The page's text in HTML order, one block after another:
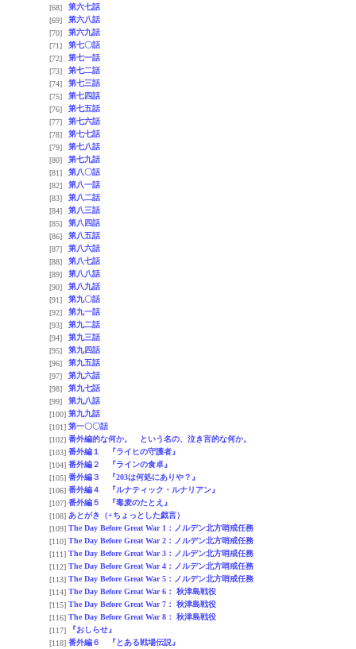
[68]
第六七話
[69]
第六八話
[70]
第六九話
[71]
第七〇話
[72]
第七一話
[73]
第七二話
[74]
第七三話
[75]
第七四話
[76]
第七五話
[77]
第七六話
[78]
第七七話
[79]
第七八話
[80]
第七九話
[81]
第八〇話
[82]
第八一話
[83]
第八二話
[84]
第八三話
[85]
第八四話
[86]
第八五話
[87]
第八六話
[88]
第八七話
[89]
第八八話
[90]
第八九話
[91]
第九〇話
[92]
第九一話
[93]
第九二話
[94]
第九三話
[95]
第九四話
[96]
第九五話
[97]
第九六話
[98]
第九七話
[99]
第九八話
[100] 第九九話
[101] 第一〇〇話
[102] 番外編的な何か。 という名の、泣き言的な何か。
[103] 番外編１ 『ライヒの守護者』
[104] 番外編２ 『ラインの食卓』
[105] 番外編３ 『203は何処にありや？』
[106] 番外編４ 『ルナティック・ルナリアン』
[107] 番外編５ 『毒麦のたとえ』
[108] あとがき（+ちょっとした戯言）
[109] The Day Before Great War 1：ノルデン北方哨戒任務
[110] The Day Before Great War 2：ノルデン北方哨戒任務
[111] The Day Before Great War 3：ノルデン北方哨戒任務
[112] The Day Before Great War 4：ノルデン北方哨戒任務
[113] The Day Before Great War 5：ノルデン北方哨戒任務
[114] The Day Before Great War 6： 秋津島戦役
[115] The Day Before Great War 7： 秋津島戦役
[116] The Day Before Great War 8： 秋津島戦役
[117]
『おしらせ』
[118] 番外編６ 『とある戦場伝説』